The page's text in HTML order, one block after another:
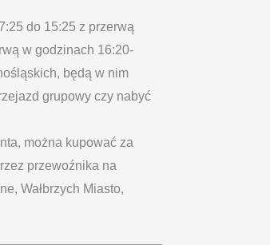
do 15:25 z przerwą
w godzinach 16:20-
będą w nim
grupowy czy nabyć
można kupować za
przewoźnika na
Wałbrzych Miasto,